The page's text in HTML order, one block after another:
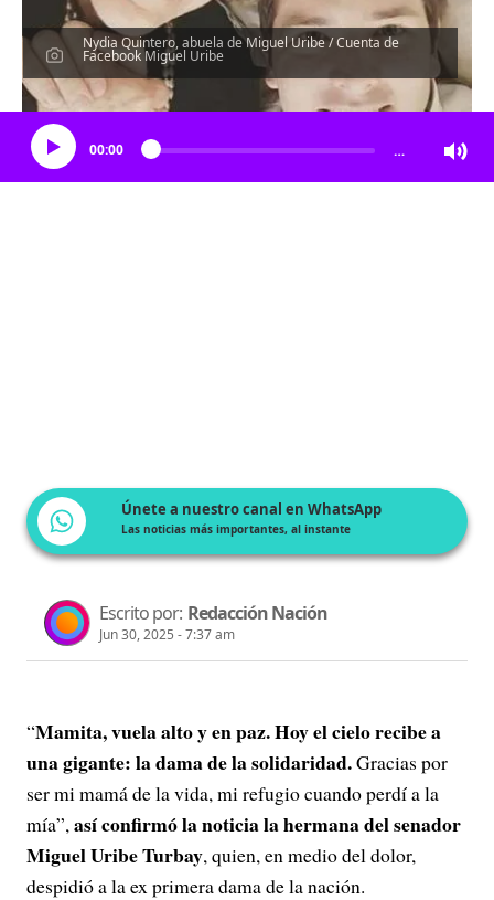
Nydia Quintero, abuela de Miguel Uribe / Cuenta de
Facebook Miguel Uribe
Escucha el artículo
00:00 …
Únete a nuestro canal en WhatsApp
Las noticias más importantes, al instante
Escrito por: Redacción Nación
Jun 30, 2025 - 7:37 am
“Mamita, vuela alto y en paz. Hoy el cielo recibe a
una gigante: la dama de la solidaridad.Gracias por
ser mi mamá de la vida, mi refugio cuando perdí a la
mía”,así confirmó la noticia la hermana del senador
Miguel Uribe Turbay, quien, en medio del dolor,
despidió a la ex primera dama de la nación.